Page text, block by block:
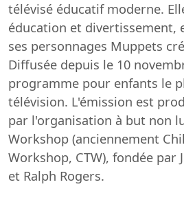
télévisé éducatif moderne.
éducation et divertissement,
ses personnages Muppets
Diffusée depuis le 10
programme pour enfants le
télévision. L'émission est
par l'organisation à but non
Workshop (anciennement
Workshop, CTW), fondée par
et Ralph Rogers.